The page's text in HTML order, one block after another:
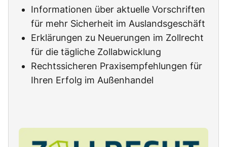
Informationen über aktuelle Vorschriften
für mehr Sicherheit im Auslandsgeschäft
Erklärungen zu Neuerungen im Zollrecht
für die tägliche Zollabwicklung
Rechtssicheren Praxisempfehlungen für
Ihren Erfolg im Außenhandel